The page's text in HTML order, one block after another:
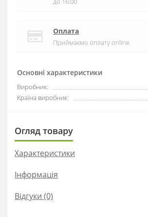
Основні характеристики
Виробник:
Країна виробник:
Оплата
Приймаємо оплату online
Огляд товару
Характеристики
Інформація
Відгуки (0)